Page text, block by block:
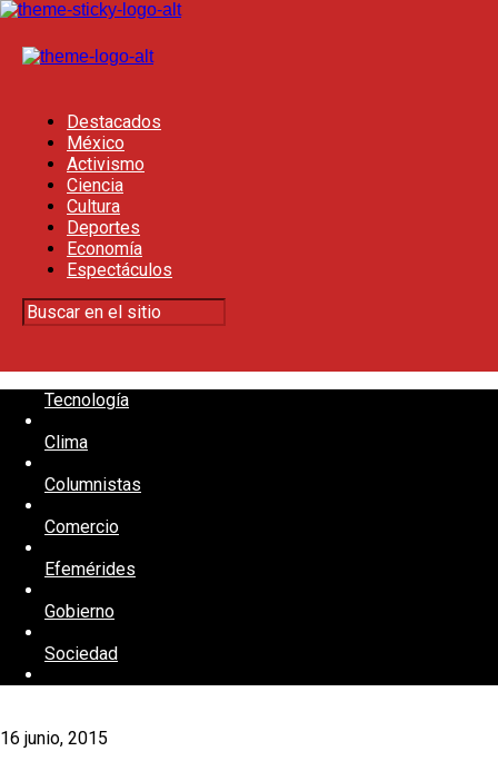
Destacados
México
Activismo
Ciencia
Cultura
Deportes
Economía
Espectáculos
Tecnología
Clima
Columnistas
Comercio
Efemérides
Gobierno
Sociedad
16 junio, 2015